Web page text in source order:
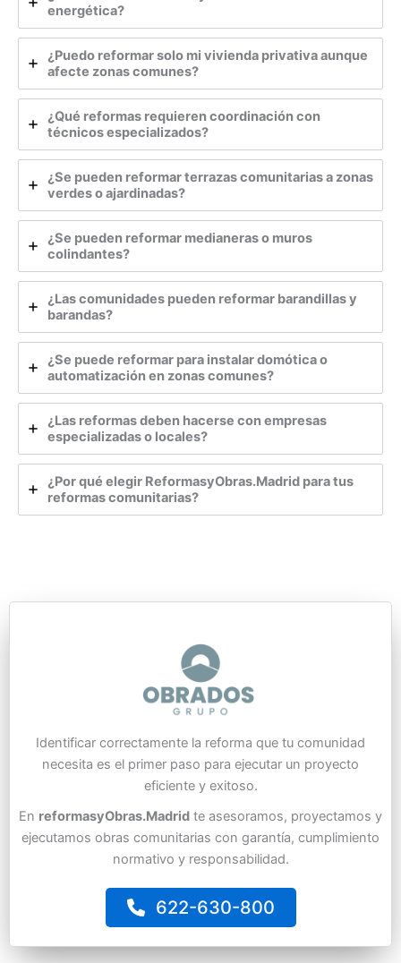
energética?
¿Puedo reformar solo mi vivienda privativa aunque
afecte zonas comunes?
¿Qué reformas requieren coordinación con
técnicos especializados?
¿Se pueden reformar terrazas comunitarias a zonas
verdes o ajardinadas?
¿Se pueden reformar medianeras o muros
colindantes?
¿Las comunidades pueden reformar barandillas y
barandas?
¿Se puede reformar para instalar domótica o
automatización en zonas comunes?
¿Las reformas deben hacerse con empresas
especializadas o locales?
¿Por qué elegir ReformasyObras.Madrid para tus
reformas comunitarias?
Identificar correctamente la reforma que tu comunidad
necesita es el primer paso para ejecutar un proyecto
eficiente y exitoso.
En reformasyObras.Madrid te asesoramos, proyectamos y
ejecutamos obras comunitarias con garantía, cumplimiento
normativo y responsabilidad.
622-630-800